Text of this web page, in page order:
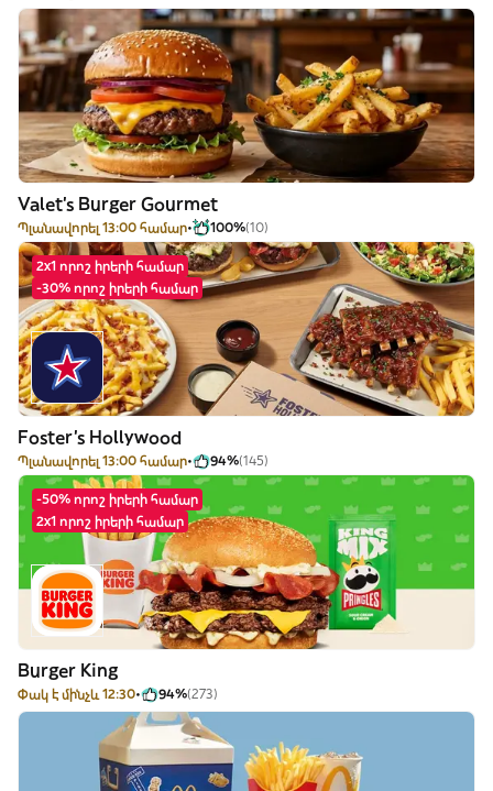
Valet's Burger Gourmet
Պլանավորել 13:00 համար 100%(10)
2x1 որոշ իրերի համար
-30% որոշ իրերի համար
Foster's Hollywood
Պլանավորել 13:00 համար 94%(145)
-50% որոշ իրերի համար
2x1 որոշ իրերի համար
Burger King
Փակ է մինչև 12:30 94%(273)